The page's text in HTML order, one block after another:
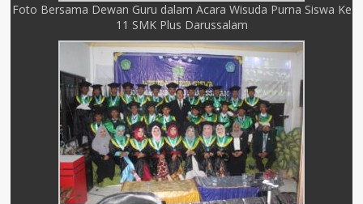
Foto Bersama Dewan Guru dalam Acara Wisuda Purna Siswa Ke
11 SMK Plus Darussalam